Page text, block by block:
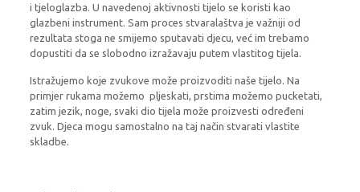
i tjeloglazba. U navedenoj aktivnosti tijelo se koristi kao
glazbeni instrument. Sam proces stvaralaštva je važniji od
rezultata stoga ne smijemo sputavati djecu, već im trebamo
dopustiti da se slobodno izražavaju putem vlastitog tijela.
Istražujemo koje zvukove može proizvoditi naše tijelo. Na
primjer rukama možemo pljeskati, prstima možemo pucketati,
zatim jezik, noge, svaki dio tijela može proizvesti određeni
zvuk. Djeca mogu samostalno na taj način stvarati vlastite
skladbe.